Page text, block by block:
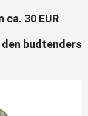
ca. 30 EUR
den budtenders